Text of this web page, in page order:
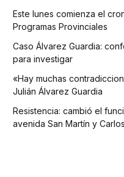
Este lunes comienza el
Programas Provinciales
Caso Álvarez Guardia:
para investigar
«Hay muchas
Julián Álvarez Guardia
Resistencia: cambió el
avenida San Martín y